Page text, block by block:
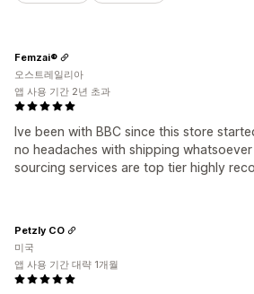
Ive been with BBC since this store
no headaches with shipping
sourcing services are top tier highly
Femzai®
오스트레일리아
앱 사용 기간 2년 초과
Petzly CO
미국
앱 사용 기간 대략 1개월